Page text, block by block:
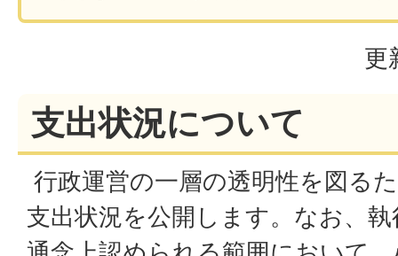
更
支出状況について
行政運営の一層の透明性を図る
支出状況を公開します。なお、